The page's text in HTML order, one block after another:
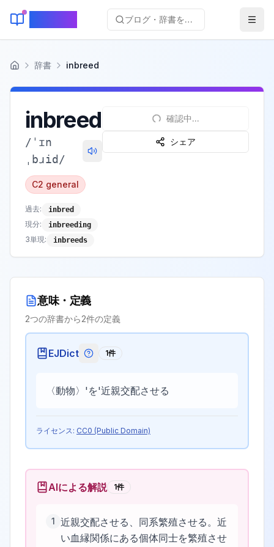
ブログ・辞書を検索...
ホーム 辞書 inbreed
inbreed
/ ˈɪn
ˌbɹid /
C2 general
過去: inbred
現分: inbreeding
3単現: inbreeds
確認中...
シェア
意味・定義
2つの辞書から2件の定義
EJDict EJDictの記号説明
1件
〈動物〉'を'近親交配させる
ライセンス: CC0 (Public Domain)
AIによる解説 1件
1 近親交配させる、同系繁殖させる。近
い血縁関係にある個体同士を繁殖させ